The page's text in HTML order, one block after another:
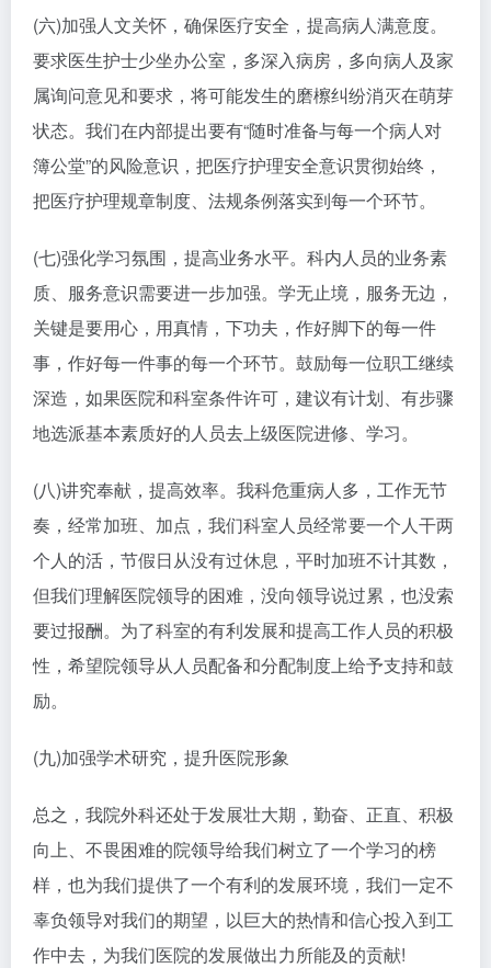
(六)加强人文关怀，确保医疗安全，提高病人满意度。
要求医生护士少坐办公室，多深入病房，多向病人及家
属询问意见和要求，将可能发生的磨檫纠纷消灭在萌芽
状态。我们在内部提出要有“随时准备与每一个病人对
簿公堂”的风险意识，把医疗护理安全意识贯彻始终，
把医疗护理规章制度、法规条例落实到每一个环节。
(七)强化学习氛围，提高业务水平。科内人员的业务素
质、服务意识需要进一步加强。学无止境，服务无边，
关键是要用心，用真情，下功夫，作好脚下的每一件
事，作好每一件事的每一个环节。鼓励每一位职工继续
深造，如果医院和科室条件许可，建议有计划、有步骤
地选派基本素质好的人员去上级医院进修、学习。
(八)讲究奉献，提高效率。我科危重病人多，工作无节
奏，经常加班、加点，我们科室人员经常要一个人干两
个人的活，节假日从没有过休息，平时加班不计其数，
但我们理解医院领导的困难，没向领导说过累，也没索
要过报酬。为了科室的有利发展和提高工作人员的积极
性，希望院领导从人员配备和分配制度上给予支持和鼓
励。
(九)加强学术研究，提升医院形象
总之，我院外科还处于发展壮大期，勤奋、正直、积极
向上、不畏困难的院领导给我们树立了一个学习的榜
样，也为我们提供了一个有利的发展环境，我们一定不
辜负领导对我们的期望，以巨大的热情和信心投入到工
作中去，为我们医院的发展做出力所能及的贡献!